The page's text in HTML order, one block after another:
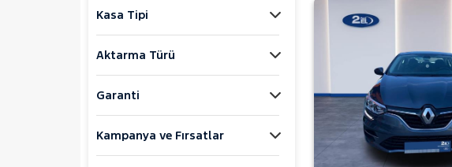
MAN
MERCEDES-BENZ
MINI
NISSAN
OPEL
Kasa Tipi
Aktarma Türü
Garanti
Kampanya ve Fırsatlar